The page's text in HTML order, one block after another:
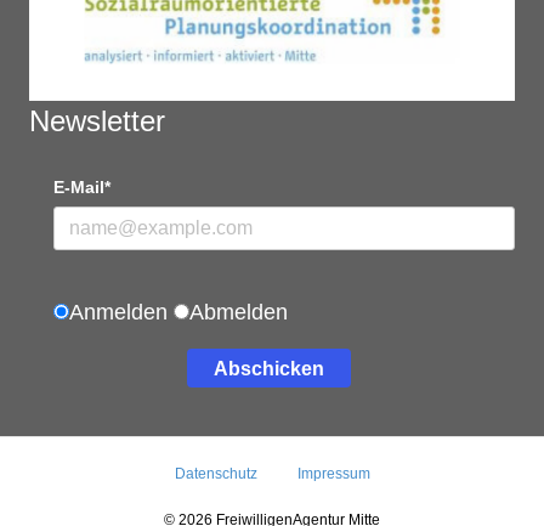
Newsletter
E-Mail*
Anmelden Abmelden
Abschicken
Datenschutz Impressum
© 2026 FreiwilligenAgentur Mitte